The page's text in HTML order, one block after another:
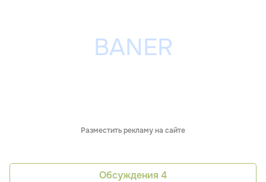
Разместить рекламу на сайте
Обсуждения 4